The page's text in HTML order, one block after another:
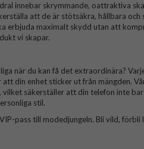
innebar skrymmande, oattraktiva
att de är stötsäkra, hållbara
erbjuda maximalt skydd utan att
vi skapar.
när du kan få det extraordinära?
din enhet sticker ut från mängden.
vilket säkerställer att din telefon inte
stil.
pass till modedjungeln. Bli vild, förbli